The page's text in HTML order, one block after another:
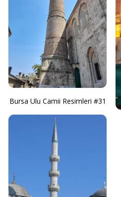
Bursa Ulu Camii Resimleri #31